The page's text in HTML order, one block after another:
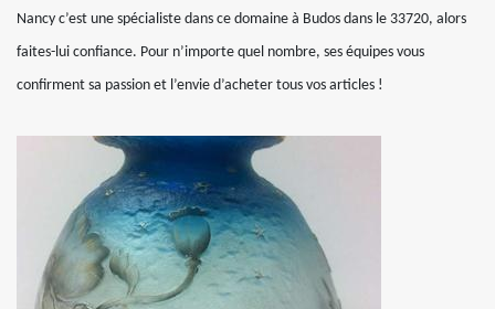
Nancy c’est une spécialiste dans ce domaine à Budos dans le 33720, alors
faites-lui confiance. Pour n’importe quel nombre, ses équipes vous
confirment sa passion et l’envie d’acheter tous vos articles !